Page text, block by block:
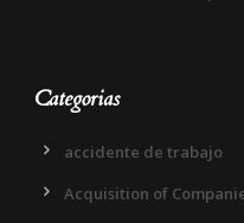
Categorias
accidente de trabajo
Acquisition of